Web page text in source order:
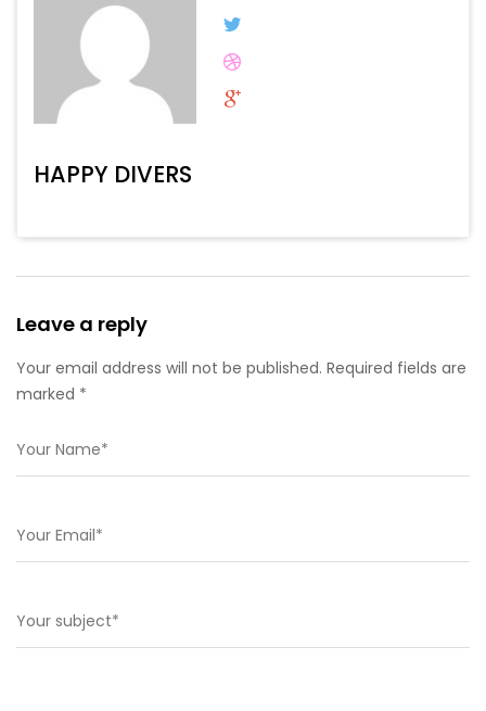
HAPPY DIVERS
Leave a reply
Your email address will not be published. Required fields are
marked *